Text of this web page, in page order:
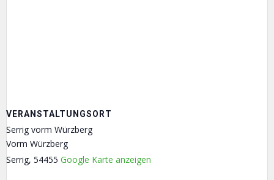
VERANSTALTUNGSORT
Serrig vorm Würzberg
Vorm Würzberg
Serrig, 54455 Google Karte anzeigen